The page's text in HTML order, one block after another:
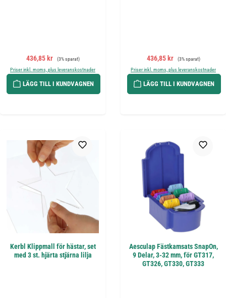
Försäljningspris:
436,85 kr Ordinarie pris:
(3% sparat)
Priser inkl. moms, plus leveranskostnader
LÄGG TILL I KUNDVAGNEN
Försäljningspris:
436,85 kr Ordinarie pris:
(3% sparat)
Priser inkl. moms, plus leveranskostnader
LÄGG TILL I KUNDVAGNEN
Kerbl Klippmall för hästar, set
med 3 st. hjärta stjärna lilja
Aesculap Fästkamsats SnapOn,
9 Delar, 3-32 mm, för GT317,
GT326, GT330, GT333